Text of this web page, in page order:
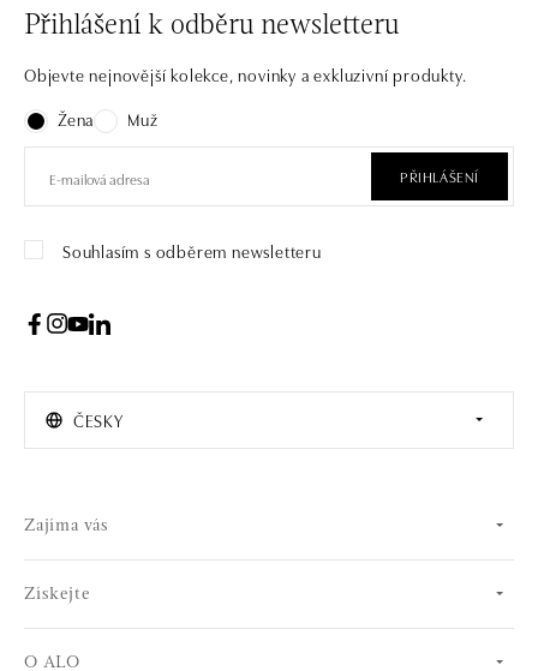
Přihlášení k odběru newsletteru
Objevte nejnovější kolekce, novinky a exkluzivní produkty.
Žena
Muž
PŘIHLÁŠENÍ
Souhlasím s odběrem newsletteru
ČESKY
Zajíma vás
Získejte
O ALO